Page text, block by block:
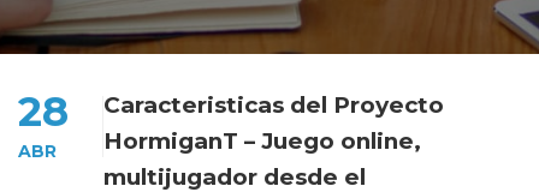
28
ABR
Caracteristicas del Proyecto
HormiganT – Juego online,
multijugador desde el